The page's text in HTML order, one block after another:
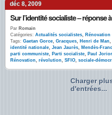
déc 8, 2009
Sur l’identité socialiste – réponse
Par Romain
Catégories: Actualités socialistes,
Tags: Gaetan Gorce, Gracques, Henri de Man,
identité nationale, Jean Jaurès, Mendès-
parti communiste, Parti socialiste, Paul
Rénovation, révolution, SFIO, sociale-
Charger
d'entrées...